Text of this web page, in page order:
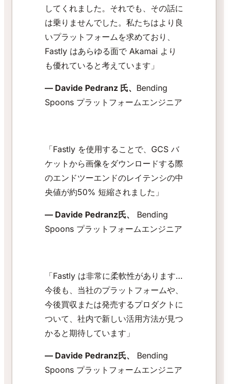
してくれました。それでも、その話に
は乗りませんでした。私たちはより良
いプラットフォームを求めており、
Fastly はあらゆる面で Akamai より
も優れていると考えています」
— Davide Pedranz 氏、 Bending
Spoons プラットフォームエンジニア
「Fastly を使用することで、GCS バ
ケットから画像をダウンロードする際
のエンドツーエンドのレイテンシの中
央値が約50% 短縮されました」
— Davide Pedranz氏、
Bending
Spoons プラットフォームエンジニア
「Fastly は非常に柔軟性があります…
今後も、当社のプラットフォームや、
今後買収または発売するプロダクトに
ついて、社内で新しい活用方法が見つ
かると期待しています」
— Davide Pedranz氏、
Bending
Spoons プラットフォームエンジニア